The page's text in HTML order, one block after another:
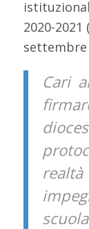
2020-
settembre
Cari